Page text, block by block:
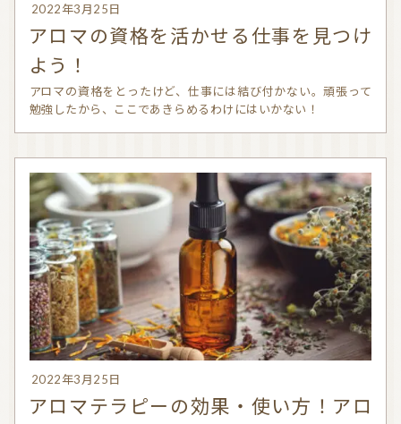
2022年3月25日
アロマの資格を活かせる仕事を見つけ
よう！
アロマの資格をとったけど、仕事には結び付かない。頑張って
勉強したから、ここであきらめるわけにはいかない！
2022年3月25日
アロマテラピーの効果・使い方！アロ